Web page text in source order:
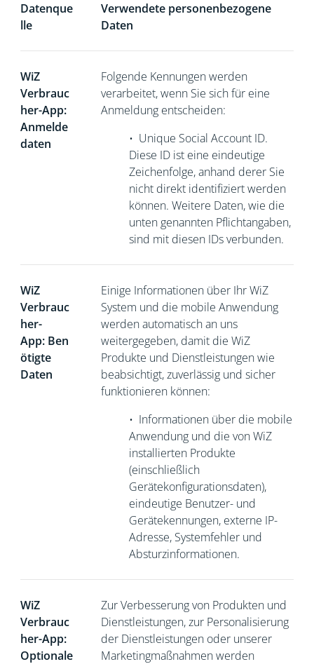
Datenque
lle
Verwendete personenbezogene
Daten
WiZ
Verbrauc
her-App:
Anmelde
daten
Folgende Kennungen werden
verarbeitet, wenn Sie sich für eine
Anmeldung entscheiden:
• Unique Social Account ID.
Diese ID ist eine eindeutige
Zeichenfolge, anhand derer Sie
nicht direkt identifiziert werden
können. Weitere Daten, wie die
unten genannten Pflichtangaben,
sind mit diesen IDs verbunden.
WiZ
Verbrauc
her-
App: Ben
ötigte
Daten
Einige Informationen über Ihr WiZ
System und die mobile Anwendung
werden automatisch an uns
weitergegeben, damit die WiZ
Produkte und Dienstleistungen wie
beabsichtigt, zuverlässig und sicher
funktionieren können:
• Informationen über die mobile
Anwendung und die von WiZ
installierten Produkte
(einschließlich
Gerätekonfigurationsdaten),
eindeutige Benutzer- und
Gerätekennungen, externe IP-
Adresse, Systemfehler und
Absturzinformationen.
WiZ
Verbrauc
her-App:
Optionale
Zur Verbesserung von Produkten und
Dienstleistungen, zur Personalisierung
der Dienstleistungen oder unserer
Marketingmaßnahmen werden